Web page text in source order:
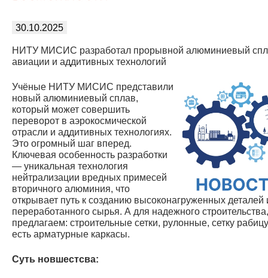
30.10.2025
НИТУ МИСИС разработал прорывной алюминиевый
авиации и аддитивных технологий
Учёные НИТУ МИСИС представили
новый алюминиевый сплав,
который может совершить
переворот в аэрокосмической
отрасли и аддитивных технологиях.
Это огромный шаг вперед.
Ключевая особенность разработки
— уникальная технология
нейтрализации вредных примесей
вторичного алюминия, что
открывает путь к созданию высоконагруженных деталей
переработанного сырья. А для надежного
предлагаем: строительные сетки, рулонные, сетку
есть арматурные каркасы.
Суть новшестсва: